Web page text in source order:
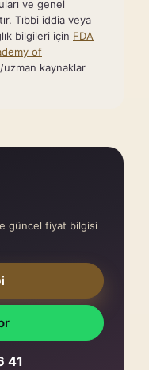
ve genel
Tıbbi iddia veya
bilgileri için FDA
of
kaynaklar
güncel fiyat bilgisi
41